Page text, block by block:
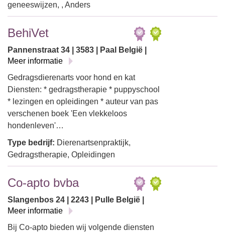
geneeswijzen, , Anders
BehiVet
Pannenstraat 34 | 3583 | Paal België |
Meer informatie
Gedragsdierenarts voor hond en kat
Diensten: * gedragstherapie * puppyschool
* lezingen en opleidingen * auteur van pas
verschenen boek 'Een vlekkeloos
hondenleven'…
Type bedrijf: Dierenartsenpraktijk,
Gedragstherapie, Opleidingen
Co-apto bvba
Slangenbos 24 | 2243 | Pulle België |
Meer informatie
Bij Co-apto bieden wij volgende diensten